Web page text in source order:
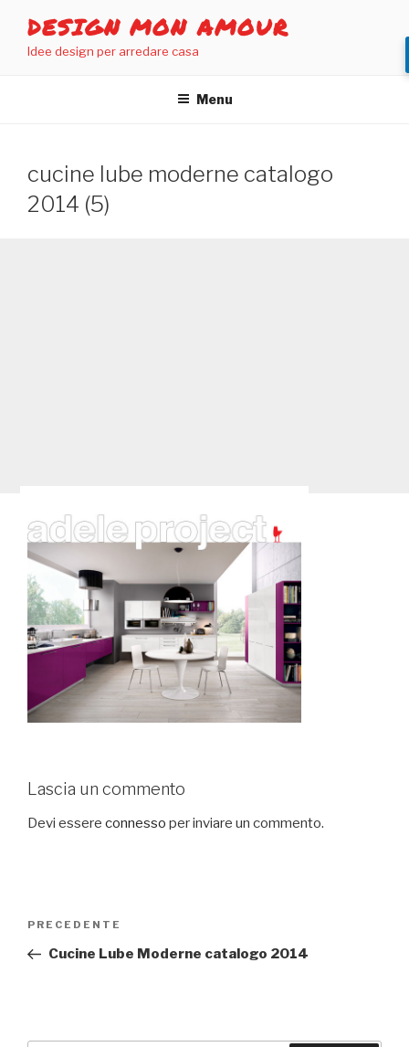
contenuto
DESIGN MON AMOUR
Idee design per arredare casa
Menu
cucine lube moderne catalogo
2014 (5)
Lascia un commento
Devi essere connesso per inviare un commento.
Navigazione
Articolo
precedente:
PRECEDENTE
Cucine Lube Moderne catalogo 2014